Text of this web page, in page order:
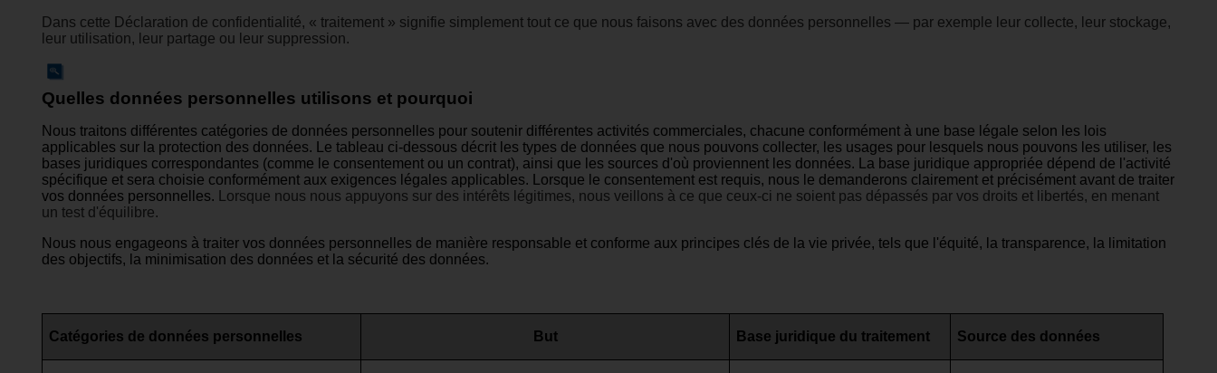
Dans cette Déclaration de confidentialité, « traitement » signifie simplement tout ce que nous faisons avec des données personnelles — par exemple leur collecte, leur stockage,
leur utilisation, leur partage ou leur suppression.
Quelles données personnelles utilisons et pourquoi
Nous traitons différentes catégories de données personnelles pour soutenir différentes activités commerciales, chacune conformément à une base légale selon les lois
applicables sur la protection des données. Le tableau ci-dessous décrit les types de données que nous pouvons collecter, les usages pour lesquels nous pouvons les utiliser, les
bases juridiques correspondantes (comme le consentement ou un contrat), ainsi que les sources d'où proviennent les données. La base juridique appropriée dépend de l'activité
spécifique et sera choisie conformément aux exigences légales applicables. Lorsque le consentement est requis, nous le demanderons clairement et précisément avant de traiter
vos données personnelles. Lorsque nous nous appuyons sur des intérêts légitimes, nous veillons à ce que ceux-ci ne soient pas dépassés par vos droits et libertés, en menant
un test d'équilibre.
Nous nous engageons à traiter vos données personnelles de manière responsable et conforme aux principes clés de la vie privée, tels que l'équité, la transparence, la limitation
des objectifs, la minimisation des données et la sécurité des données.
Catégories de données personnelles But Base juridique du traitement Source des données